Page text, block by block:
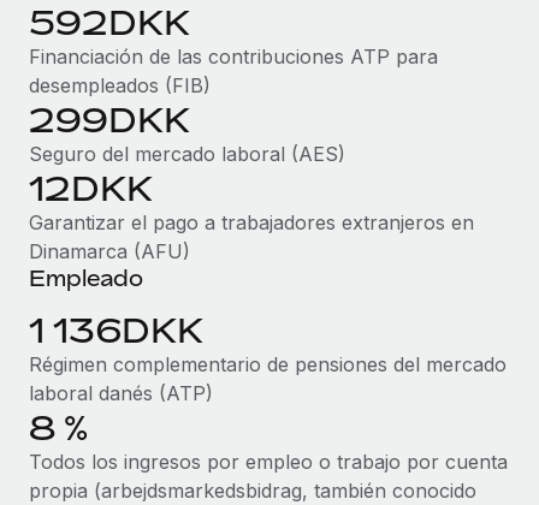
Proporciona dispositivos tecnológicos y contrólalos
en todo el mundo.
Apertura de entidades
Abre entidades conforme a la legalidad enseguida.
Movilidad y reubicación
Reubica a los empleados con facilidad.
Prestaciones
Gestiona las prestaciones de los empleados sin
complicaciones.
BLOG
Novedades de producto de Remote:
Integraciones con Gusto y Xero y Contractor
Management Plus
La misión de Remote sigue siendo ayudar a empresas de
todos los tamaños a contratar, gestionar y...
Pento se convierte en un empleador equitativo
con Remote
semanas en hacerlo manualmente y, al mes...
592DKK
Financiación de las contribuciones ATP para
desempleados (FIB)
299DKK
Seguro del mercado laboral (AES)
12DKK
Garantizar el pago a trabajadores extranjeros en
Dinamarca (AFU)
Empleado
1 136DKK
Régimen complementario de pensiones del mercado
laboral danés (ATP)
8 %
Todos los ingresos por empleo o trabajo por cuenta
propia (arbejdsmarkedsbidrag, también conocido